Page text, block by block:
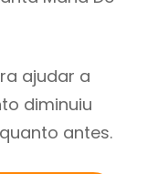
ajudar a
diminuiu
antes.